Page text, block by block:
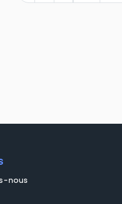
nous